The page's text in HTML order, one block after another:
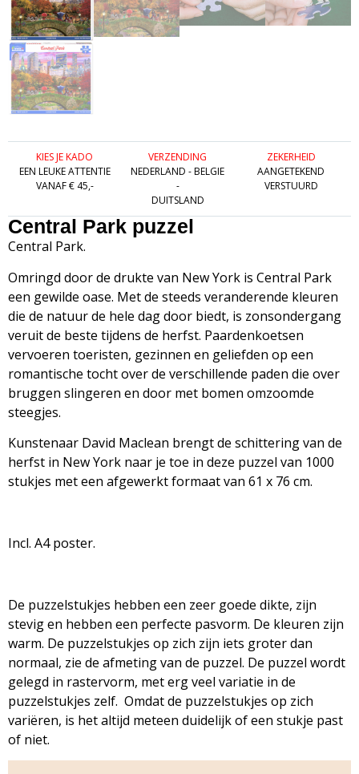
KIES JE KADO
EEN LEUKE ATTENTIE
VANAF € 45,-
VERZENDING
NEDERLAND - BELGIE
-
DUITSLAND
ZEKERHEID
AANGETEKEND
VERSTUURD
Central Park puzzel
Central Park.
Omringd door de drukte van New York is Central Park
een gewilde oase. Met de steeds veranderende kleuren
die de natuur de hele dag door biedt, is zonsondergang
veruit de beste tijdens de herfst. Paardenkoetsen
vervoeren toeristen, gezinnen en geliefden op een
romantische tocht over de verschillende paden die over
bruggen slingeren en door met bomen omzoomde
steegjes.
Kunstenaar David Maclean brengt de schittering van de
herfst in New York naar je toe in deze puzzel van 1000
stukjes met een afgewerkt formaat van 61 x 76 cm.
Incl. A4 poster.
De puzzelstukjes hebben een zeer goede dikte, zijn
stevig en hebben een perfecte pasvorm. De kleuren zijn
warm. De puzzelstukjes op zich zijn iets groter dan
normaal, zie de afmeting van de puzzel. De puzzel wordt
gelegd in rastervorm, met erg veel variatie in de
puzzelstukjes zelf. Omdat de puzzelstukjes op zich
variëren, is het altijd meteen duidelijk of een stukje past
of niet.